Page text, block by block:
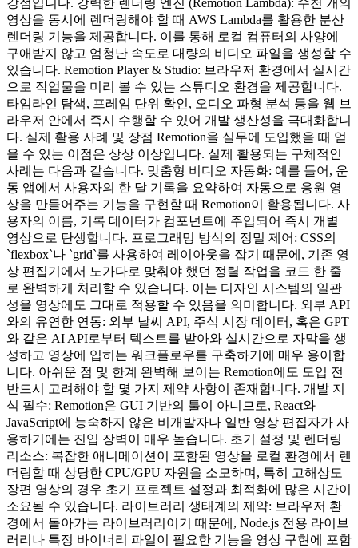
영상을 동시에 렌더링해야 할 때 AWS Lambda를 활용한 분산
렌더링 기능을 제공합니다. 이를 통해 로컬 컴퓨터의 사양에
구애받지 않고 엄청난 속도로 대량의 비디오 파일을 생성할 수
있습니다. Remotion Player & Studio: 브라우저 환경에서 실시간
으로 작업물을 미리 볼 수 있는 스튜디오 환경을 제공합니다.
타임라인 탐색, 프레임 단위 확인, 오디오 파형 분석 등을 웹 브
라우저 안에서 즉시 수행할 수 있어 개발 생산성을 극대화합니
다. 실제 활용 사례 및 장점 Remotion을 실무에 도입했을 때 얻
을 수 있는 이점은 상상 이상입니다. 실제 활용되는 구체적인
사례는 다음과 같습니다. 맞춤형 비디오 자동화: 예를 들어, 운
동 앱에서 사용자의 한 달 기록을 요약하여 자동으로 응원 영
상을 만들어주는 기능을 구현할 때 Remotion이 활용됩니다. 사
용자의 이름, 기록 데이터가 컴포넌트에 주입되어 즉시 개별
영상으로 탄생합니다. 프로그래밍 방식의 정밀 제어: CSS의
`flexbox`나 `grid`를 사용하여 레이아웃을 잡기 때문에, 기존 영
상 편집기에서 노가다로 맞춰야 했던 정렬 작업을 코드 한 줄
로 완벽하게 처리할 수 있습니다. 이는 디자인 시스템의 일관
성을 영상에도 그대로 적용할 수 있음을 의미합니다. 외부 API
와의 유연한 연동: 외부 날씨 API, 주식 시장 데이터, 혹은 GPT
와 같은 AI API로부터 텍스트를 받아와 실시간으로 자막을 생
성하고 영상에 입히는 워크플로우를 구축하기에 매우 용이합
니다. 아쉬운 점 및 한계 완벽해 보이는 Remotion에도 도입 전
반드시 고려해야 할 몇 가지 제약 사항이 존재합니다. 개발 지
식 필수: Remotion은 GUI 기반의 툴이 아니므로, React와
JavaScript에 능숙하지 않은 비개발자나 일반 영상 편집자가 사
용하기에는 진입 장벽이 매우 높습니다. 초기 설정 및 렌더링
리소스: 복잡한 애니메이션이 포함된 영상을 로컬 환경에서 렌
더링할 때 상당한 CPU/GPU 자원을 소모하며, 특히 고해상도
장편 영상의 경우 초기 프로젝트 설정과 최적화에 많은 시간이
소요될 수 있습니다. 라이브러리 생태계의 제약: 브라우저 환
경에서 돌아가는 라이브러리이기 때문에, Node.js 전용 라이브
러리나 특정 바이너리 파일이 필요한 기능을 영상 구현에 포함